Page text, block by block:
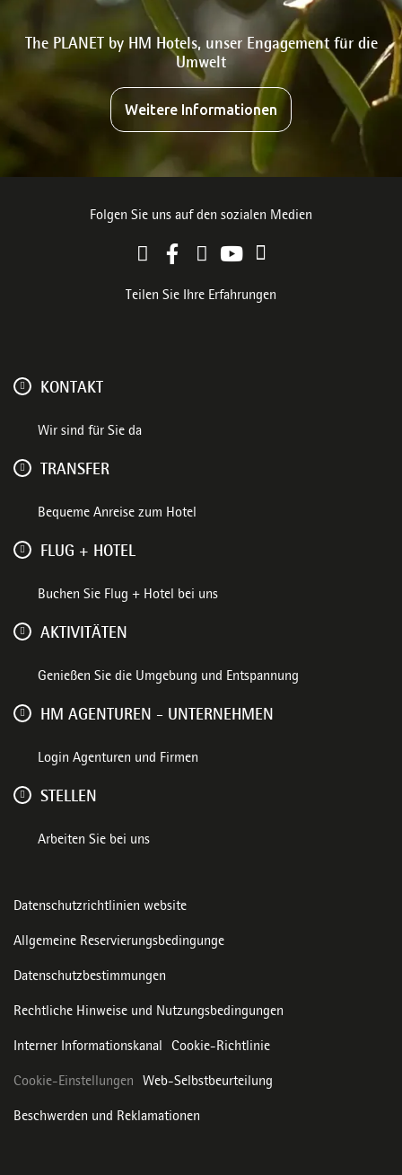
The PLANET by HM Hotels, unser Engagement für die
Umwelt
Weitere Informationen
Folgen Sie uns auf den sozialen Medien
Teilen Sie Ihre Erfahrungen
KONTAKT
Wir sind für Sie da
TRANSFER
Bequeme Anreise zum Hotel
FLUG + HOTEL
Buchen Sie Flug + Hotel bei uns
AKTIVITÄTEN
Genießen Sie die Umgebung und Entspannung
HM AGENTUREN - UNTERNEHMEN
Login Agenturen und Firmen
STELLEN
Arbeiten Sie bei uns
Datenschutzrichtlinien website
Allgemeine Reservierungsbedingunge
Datenschutzbestimmungen
Rechtliche Hinweise und Nutzungsbedingungen
Interner Informationskanal Cookie-Richtlinie
Cookie-Einstellungen Web-Selbstbeurteilung
Beschwerden und Reklamationen